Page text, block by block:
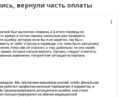
вернули часть оплаты